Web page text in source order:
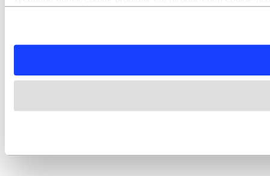
gara. Ohar hau onartuz gero, teknologia hori erabiltzeko